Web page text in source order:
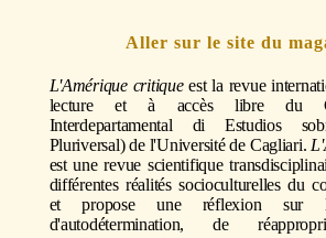
Aller sur le site du
L'Amérique critiqueest la revue
lecture et à accès libre du
Interdepartamental di Estudios
Pluriversal) de l'Université de Cagliari.
est une revue scientifique
différentes réalités socioculturelles du
et propose une réflexion sur
d'autodétermination, de